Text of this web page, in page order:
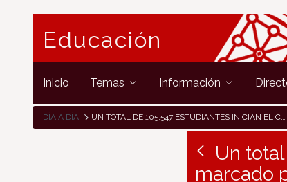
Educación
Inicio Temas Información
DÍA A DÍA UN TOTAL DE 105.547 ESTUDIANTES INICIAN EL CURSO 2020-2021 MARCADO POR LAS MEDIDAS PARA HACER FRENTE AL COVID-19
Un
marcado